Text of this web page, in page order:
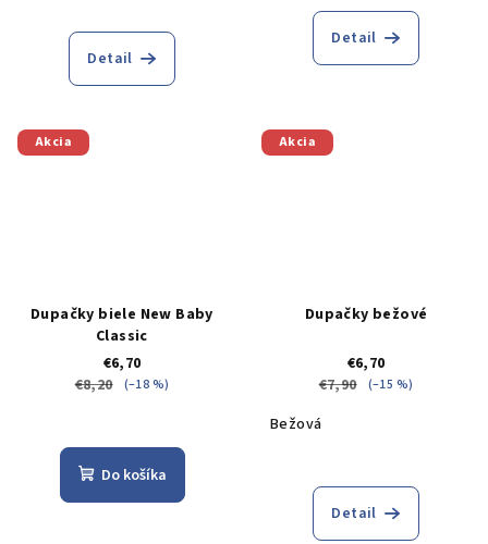
Detail
Detail
Akcia
Dupačky biele New Baby
Classic
€6,70
€8,20
(–18 %)
Do košíka
Akcia
Dupačky bežové
€6,70
€7,90
(–15 %)
Bežová
Detail